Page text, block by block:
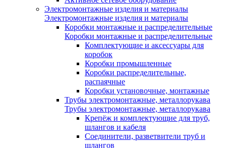
Электромонтажные изделия и материалы
Электромонтажные изделия и материалы
Коробки монтажные и распределительные
Коробки монтажные и распределительные
Комплектующие и аксессуары для
коробок
Коробки промышленные
Коробки распределительные,
распаячные
Коробки установочные, монтажные
Трубы электромонтажные, металлорукава
Трубы электромонтажные, металлорукава
Крепёж и комплектующие для труб,
шлангов и кабеля
Соединители, разветвители труб и
шлангов